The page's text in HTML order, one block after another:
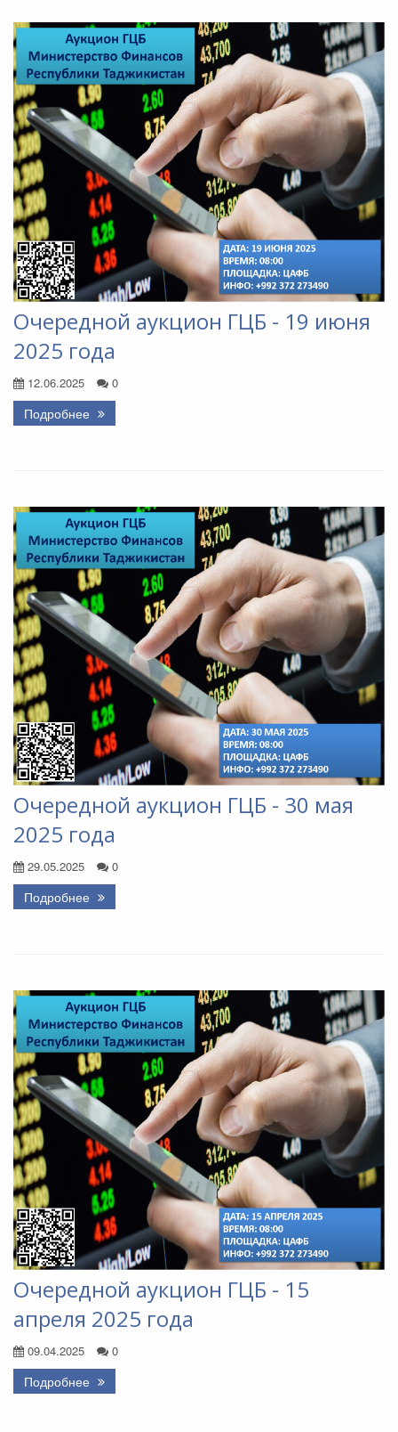
Очередной аукцион ГЦБ - 19 июня
2025 года
12.06.2025 0
Подробнее
Очередной аукцион ГЦБ - 30 мая
2025 года
29.05.2025 0
Подробнее
Очередной аукцион ГЦБ - 15
апреля 2025 года
09.04.2025 0
Подробнее